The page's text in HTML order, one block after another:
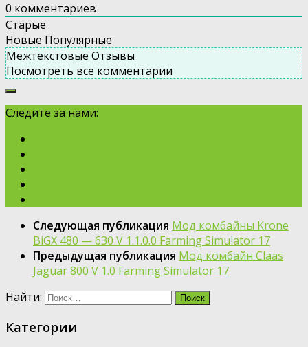
0 комментариев
Старые
Новые Популярные
Межтекстовые Отзывы
Посмотреть все комментарии
Следите за нами:
Следующая публикация Мод комбайны Krone
BiGX 480 — 630 V 1.1.0.0 Farming Simulator 17
Предыдущая публикация Мод комбайн Claas
Jaguar 800 V 1.0 Farming Simulator 17
Найти:
Категории